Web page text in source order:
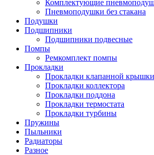
Комплектующие
Пневмоподушки без стакана
Подушки
Подшипники
Подшипники подвесные
Помпы
Ремкомплект помпы
Прокладки
Прокладки клапанной крышки
Прокладки коллектора
Прокладки поддона
Прокладки термостата
Прокладки турбины
Пружины
Пыльники
Радиаторы
Разное